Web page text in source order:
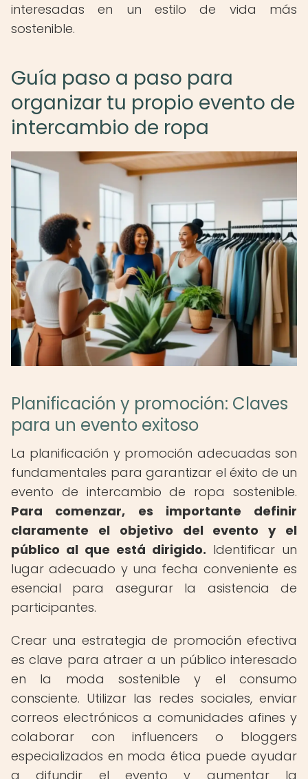
interesadas en un estilo de vida más
sostenible.
Guía paso a paso para
organizar tu propio evento de
intercambio de ropa
Planificación y promoción: Claves
para un evento exitoso
La planificación y promoción adecuadas son
fundamentales para garantizar el éxito de un
evento de intercambio de ropa sostenible.
Para comenzar, es importante definir
claramente el objetivo del evento y el
público al que está dirigido. Identificar un
lugar adecuado y una fecha conveniente es
esencial para asegurar la asistencia de
participantes.
Crear una estrategia de promoción efectiva
es clave para atraer a un público interesado
en la moda sostenible y el consumo
consciente. Utilizar las redes sociales, enviar
correos electrónicos a comunidades afines y
colaborar con influencers o bloggers
especializados en moda ética puede ayudar
a difundir el evento y aumentar la